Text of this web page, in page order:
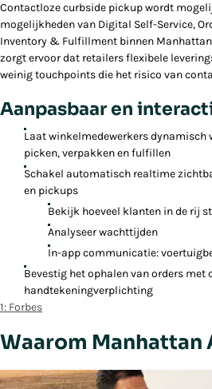
Contactloze curbside pickup wordt
mogelijkheden van Digital Self-Service,
Inventory & Fulfillment binnen
zorgt ervoor dat retailers flexibele
weinig touchpoints die het risico van
Aanpasbaar en
Laat winkelmedewerkers dynamisch
picken, verpakken en fulfillen
Schakel automatisch realtime
en pickups
Bekijk hoeveel klanten in de rij
Analyseer wachttijden
In-app communicatie:
Bevestig het ophalen van orders met
handtekeningverplichting
1: Forbes
Waarom Manhattan